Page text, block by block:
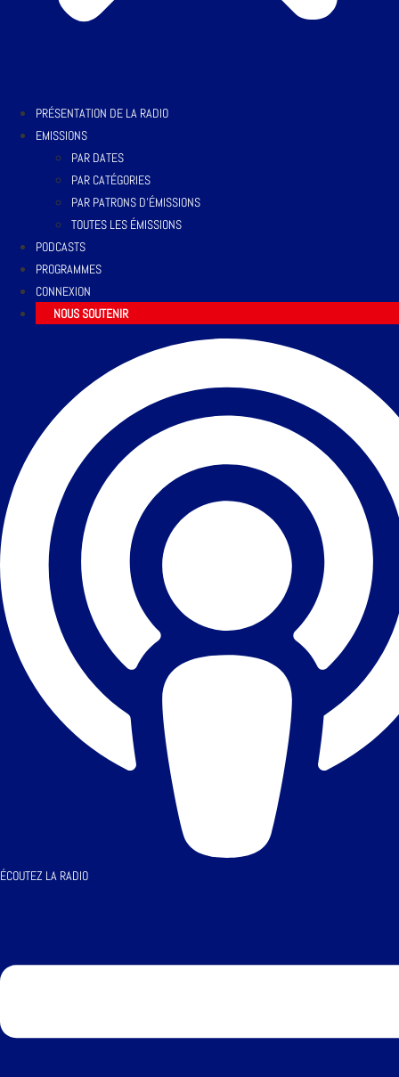
PRÉSENTATION DE LA RADIO
EMISSIONS
PAR DATES
PAR CATÉGORIES
PAR PATRONS D’ÉMISSIONS
TOUTES LES ÉMISSIONS
PODCASTS
PROGRAMMES
CONNEXION
NOUS SOUTENIR
ÉCOUTEZ LA RADIO